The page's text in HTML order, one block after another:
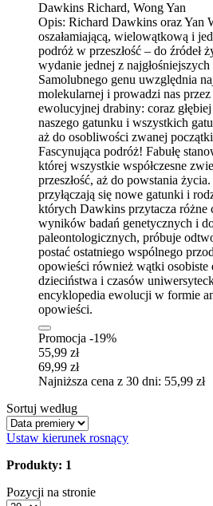
Dawkins Richard, Wong Yan
Opis: Richard Dawkins oraz Yan
oszałamiającą, wielowątkową i
podróż w przeszłość – do źródeł
wydanie jednej z
Samolubnego genu uwzględnia
molekularnej i prowadzi nas
ewolucyjnej drabiny: coraz głębiej
naszego gatunku i wszystkich
aż do osobliwości zwanej
Fascynująca podróż! Fabułę
której wszystkie współczesne
przeszłość, aż do powstania
przyłączają się nowe gatunki i
których Dawkins przytacza różne
wyników badań genetycznych i
paleontologicznych, próbuje
postać ostatniego wspólnego
opowieści również wątki osobiste
dzieciństwa i czasów
encyklopedia ewolucji w formie
opowieści.
Promocja -19%
55,99 zł
69,99 zł
Najniższa cena z 30 dni: 55,99 zł
Sortuj według
Ustaw kierunek rosnący
Produkty: 1
Pozycji na stronie